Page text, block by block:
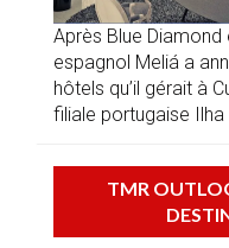
Après Blue
espagnol Meliá a
hôtels qu’il gérait à
filiale portugaise Ilha
TMR